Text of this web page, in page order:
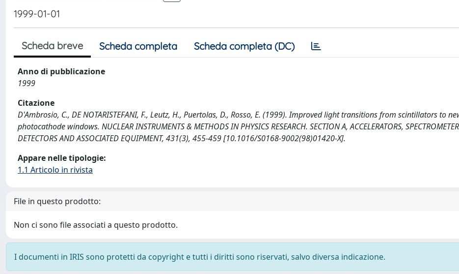
1999-01-01
Scheda breve Scheda completa Scheda completa (DC)
Anno di pubblicazione
1999
Citazione
D'Ambrosio, C., DE NOTARISTEFANI, F., Leutz, H., Puertolas, D., Rosso, E. (1999). Improved light transitions from scintillators to
photocathode windows. NUCLEAR INSTRUMENTS & METHODS IN PHYSICS RESEARCH. SECTION A, ACCELERATORS,
DETECTORS AND ASSOCIATED EQUIPMENT, 431(3), 455-459 [10.1016/S0168-9002(98)01420-X].
Appare nelle tipologie:
1.1 Articolo in rivista
File in questo prodotto:
Non ci sono file associati a questo prodotto.
I documenti in IRIS sono protetti da copyright e tutti i diritti sono riservati, salvo diversa indicazione.